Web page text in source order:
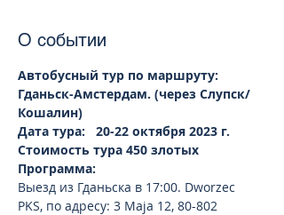
О событии
Автобусный тур по маршруту:
Гданьск-Амстердам. (через Слупск/
Кошалин)
Дата тура:   20-22 октября 2023 г.
Стоимость тура 450 злотых
Программа:
Выезд из Гданьска в 17:00. Dworzec
PKS, по адресу: 3 Maja 12, 80-802